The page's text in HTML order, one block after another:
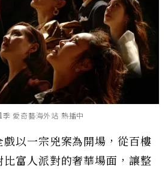
愛奇藝海外站 熱播中
以一宗兇案為開場，從百樓
富人派對的奢華場面，讓整